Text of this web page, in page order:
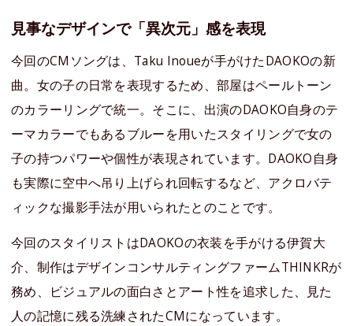
見事なデザインで「異次元」感を表現
今回のCMソングは、Taku Inoueが手がけたDAOKOの新
曲。女の子の日常を表現するため、部屋はペールトーン
のカラーリングで統一。そこに、出演のDAOKO自身のテ
ーマカラーでもあるブルーを用いたスタイリングで女の
子の持つパワーや個性が表現されています。DAOKO自身
も実際に空中へ吊り上げられ回転するなど、アクロバテ
ィックな撮影手法が用いられたとのことです。
今回のスタイリストはDAOKOの衣装を手がける伊賀大
介、制作はデザインコンサルティングファームTHINKRが
務め、ビジュアルの面白さとアート性を追求した、見た
人の記憶に残る洗練されたCMになっています。